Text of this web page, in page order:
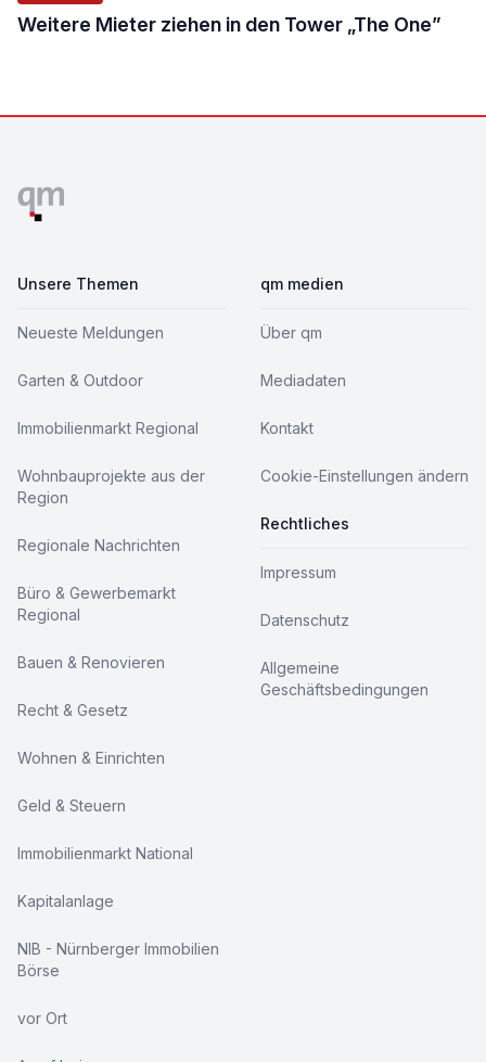
Weitere Mieter ziehen in den Tower „The One”
Unsere Themen
Neueste Meldungen
Garten & Outdoor
Immobilienmarkt Regional
Wohnbauprojekte aus der
Region
Regionale Nachrichten
Büro & Gewerbemarkt
Regional
Bauen & Renovieren
Recht & Gesetz
Wohnen & Einrichten
Geld & Steuern
Immobilienmarkt National
Kapitalanlage
NIB - Nürnberger Immobilien
Börse
vor Ort
qm medien
Über qm
Mediadaten
Kontakt
Cookie-Einstellungen ändern
Rechtliches
Impressum
Datenschutz
Allgemeine
Geschäftsbedingungen